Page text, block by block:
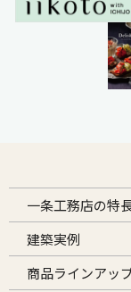
一条工務店の特
建築実例
商品ラインアッ